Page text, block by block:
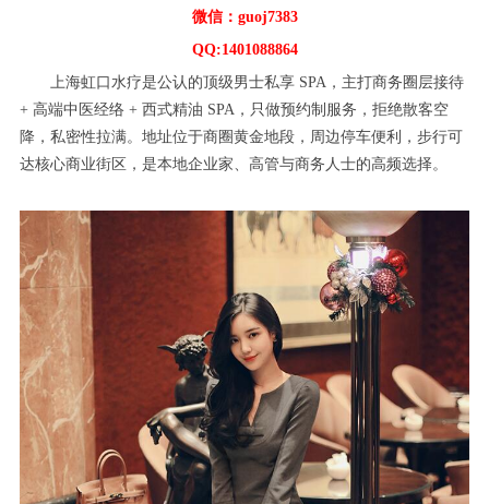
微信：guoj7383
QQ:1401088864
上海虹口水疗是公认的顶级男士私享 SPA，主打商务圈层接待
+ 高端中医经络 + 西式精油 SPA，只做预约制服务，拒绝散客空
降，私密性拉满。地址位于商圈黄金地段，周边停车便利，步行可
达核心商业街区，是本地企业家、高管与商务人士的高频选择。